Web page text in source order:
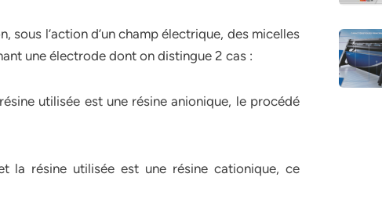
sous l’action d’un champ électrique, des micelles
une électrode dont on distingue 2 cas :
utilisée est une résine anionique, le procédé
la résine utilisée est une résine cationique, ce